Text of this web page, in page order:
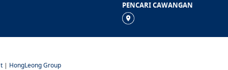
PENCARI CAWANGAN
| HongLeong Group